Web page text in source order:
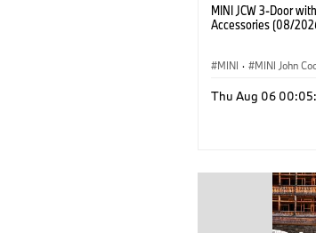
MINI JCW 3-Door
Accessories (08/
MINI · MINI John
Optional Extras,
Thu Aug 06